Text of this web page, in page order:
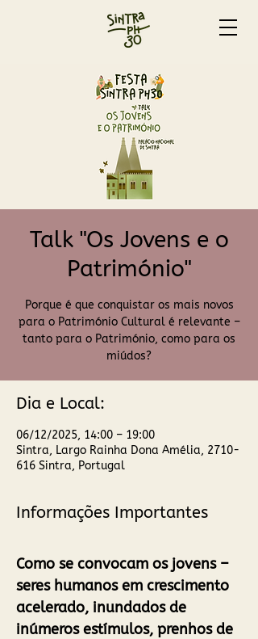
Talk "Os Jovens e o
Património"
Porque é que conquistar os mais novos
para o Património Cultural é relevante –
tanto para o Património, como para os
miúdos?
Dia e Local:
06/12/2025, 14:00 – 19:00
Sintra, Largo Rainha Dona Amélia, 2710-
616 Sintra, Portugal
Informações Importantes
Como se convocam os jovens –
seres humanos em crescimento
acelerado, inundados de
inúmeros estímulos, prenhos de